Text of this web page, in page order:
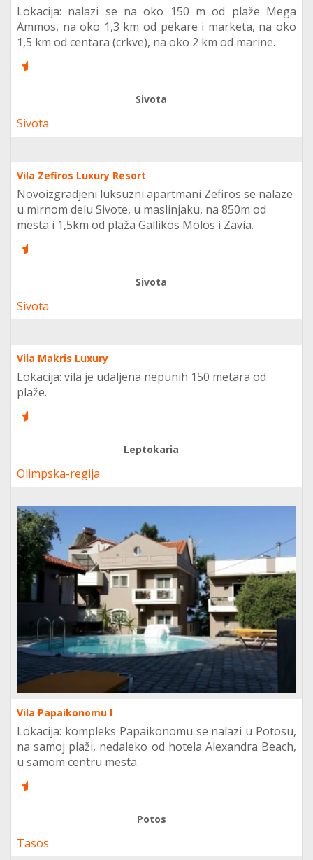
Lokacija: nalazi se na oko 150 m od plaže Mega
Ammos, na oko 1,3 km od pekare i marketa, na oko
1,5 km od centara (crkve), na oko 2 km od marine.
8
Sivota
Sivota
Vila Zefiros Luxury Resort
Novoizgradjeni luksuzni apartmani Zefiros se nalaze
u mirnom delu Sivote, u maslinjaku, na 850m od
mesta i 1,5km od plaža Gallikos Molos i Zavia.
8
Sivota
Sivota
Vila Makris Luxury
Lokacija: vila je udaljena nepunih 150 metara od
plaže.
8
Leptokaria
Olimpska-regija
Vila Papaikonomu I
Lokacija: kompleks Papaikonomu se nalazi u Potosu,
na samoj plaži, nedaleko od hotela Alexandra Beach,
u samom centru mesta.
6
Potos
Tasos